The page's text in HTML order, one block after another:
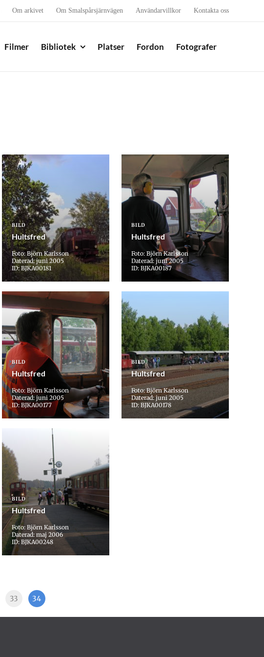
Om arkivet Om Smalspårsjärnvägen Användarvillkor Kontakta oss
Filmer Bibliotek Platser Fordon Fotografer
BILD
Hultsfred
Foto: Björn Karlsson
Daterad: juni 2005
ID: BJKA00181
BILD
Hultsfred
Foto: Björn Karlsson
Daterad: juni 2005
ID: BJKA00187
BILD
Hultsfred
Foto: Björn Karlsson
Daterad: juni 2005
ID: BJKA00177
BILD
Hultsfred
Foto: Björn Karlsson
Daterad: juni 2005
ID: BJKA00178
BILD
Hultsfred
Foto: Björn Karlsson
Daterad: maj 2006
ID: BJKA00248
33 34